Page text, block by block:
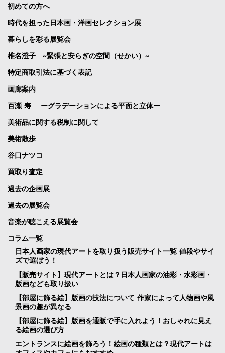
初めての方へ
時代を担った日本画・洋画セレクション展
暮らしを彩る展覧会
椎名澄子 ~緊張と安らぎの空間（せかい）~
特定商取引法に基づく表記
画廊案内
百瀬 寿 ーグラデーションによる平面と立体ー
美術品に関する税制に関して
美術散歩
谷口ナツコ
買取り査定
過去の企画展
過去の展覧会
音楽が聴こえる展覧会
コラム一覧
日本人画家の現代アートを取り扱う販売サイト一覧 値段やサイ
ズで選ぼう！
【販売サイト】現代アートとは？日本人画家の油彩・水彩画・
版画なども取り扱い
【部屋に飾る絵】版画の技法について 作家によって人物画や風
景画の趣が異なる
【部屋に飾る絵】版画を通販で手に入れよう！おしゃれに見え
る絵画の選び方
エントランスに絵画を飾ろう！絵画の種類とは？現代アートは